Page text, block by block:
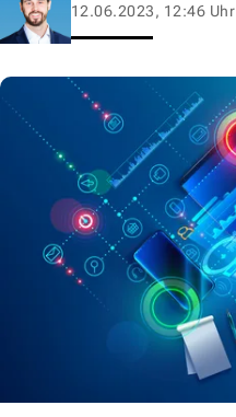
12.06.2023, 12:46 Uhr